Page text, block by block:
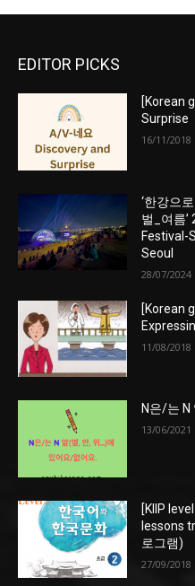
EDITOR PICKS
[Korean
Surprise
16/11/2018
‘한강으
벌_여름’
Festival-
Seoul
28/07/2024
[Korean
11/08/2018
N은/는
13/06/2021
[KIIP
lessons
로그램)
27/09/2018